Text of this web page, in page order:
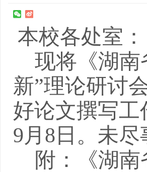
本校各处室：
现将《湖南
新”理论研讨
好论文撰写
9月 8 日。未
附：《湖